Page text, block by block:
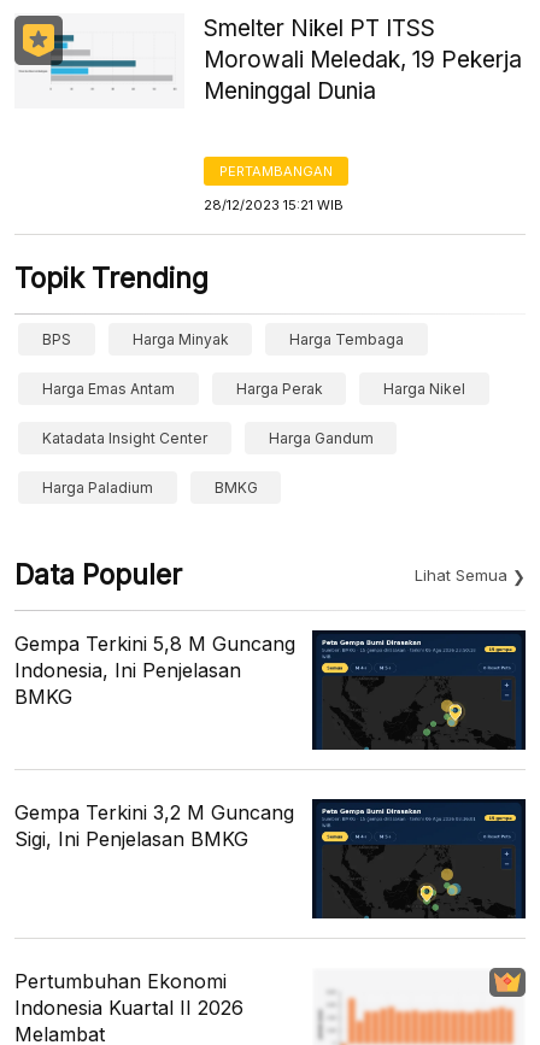
Smelter Nikel PT ITSS
Morowali Meledak, 19 Pekerja
Meninggal Dunia
PERTAMBANGAN
28/12/2023 15:21 WIB
Topik Trending
BPS Harga Minyak Harga Tembaga
Harga Emas Antam Harga Perak Harga Nikel
Katadata Insight Center Harga Gandum
Harga Paladium BMKG
Data Populer Lihat Semua
Gempa Terkini 5,8 M Guncang
Indonesia, Ini Penjelasan
BMKG
Gempa Terkini 3,2 M Guncang
Sigi, Ini Penjelasan BMKG
Pertumbuhan Ekonomi
Indonesia Kuartal II 2026
Melambat